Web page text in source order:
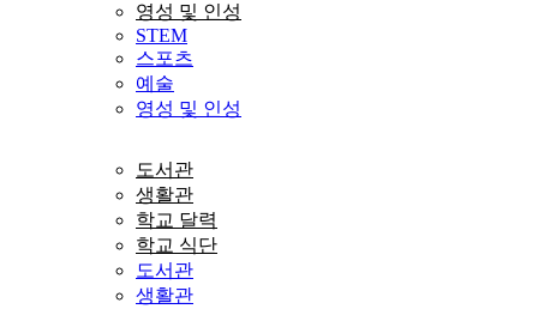
영성 및 인성
STEM
스포츠
예술
영성 및 인성
도서관
생활관
학교 달력
학교 식단
도서관
생활관